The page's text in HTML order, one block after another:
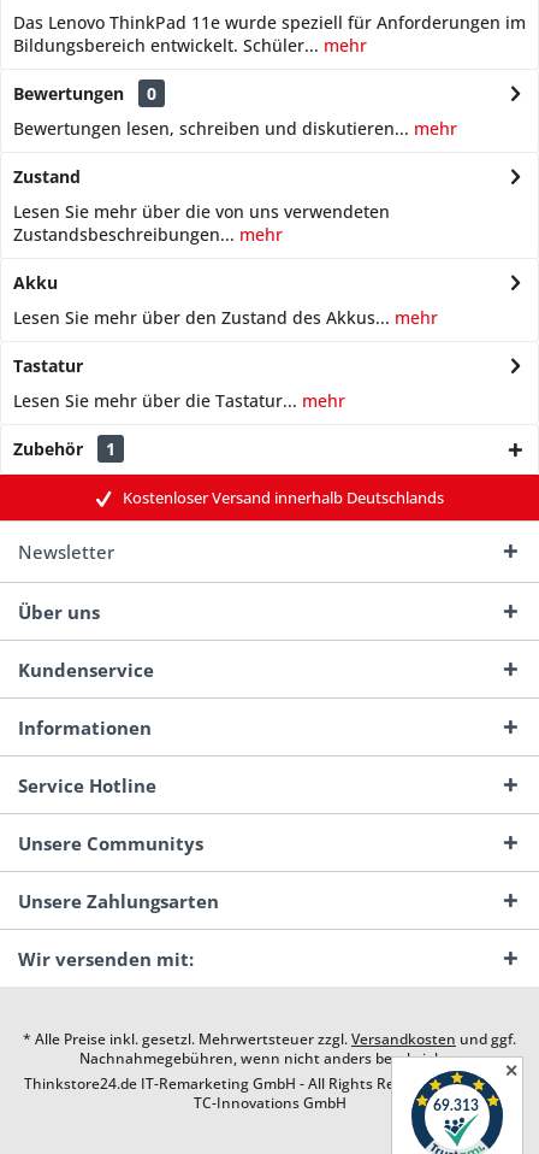
Das Lenovo ThinkPad 11e wurde speziell für Anforderungen im
Bildungsbereich entwickelt. Schüler... mehr
Bewertungen
0
Bewertungen lesen, schreiben und diskutieren... mehr
Zustand
Lesen Sie mehr über die von uns verwendeten
Zustandsbeschreibungen... mehr
Akku
Lesen Sie mehr über den Zustand des Akkus... mehr
Tastatur
Lesen Sie mehr über die Tastatur... mehr
Zubehör 1
Kostenloser Versand innerhalb Deutschlands
Newsletter
Über uns
Kundenservice
Informationen
Service Hotline
Unsere Communitys
Unsere Zahlungsarten
Wir versenden mit:
* Alle Preise inkl. gesetzl. Mehrwertsteuer zzgl.Versandkosten und ggf.
Nachnahmegebühren, wenn nicht anders beschrieben
Thinkstore24.de IT-Remarketing GmbH - All Rights Reserved. Design by
TC-Innovations GmbH
✕